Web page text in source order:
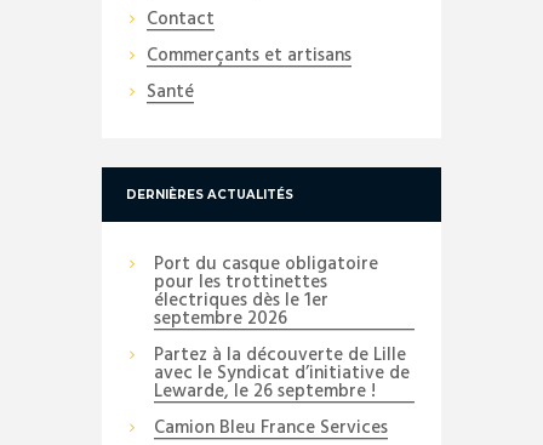
Contact
Commerçants et artisans
Santé
DERNIÈRES ACTUALITÉS
Port du casque obligatoire
pour les trottinettes
électriques dès le 1er
septembre 2026
Partez à la découverte de Lille
avec le Syndicat d’initiative de
Lewarde, le 26 septembre !
Camion Bleu France Services